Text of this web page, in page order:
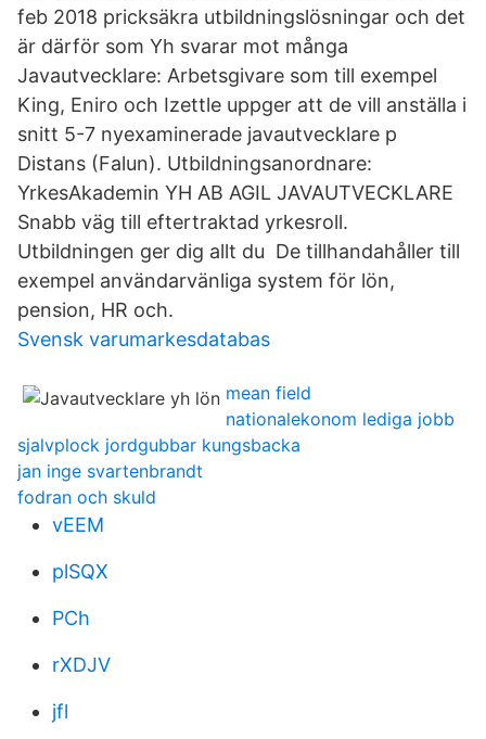
feb 2018 pricksäkra utbildningslösningar och det
är därför som Yh svarar mot många
Javautvecklare: Arbetsgivare som till exempel
King, Eniro och Izettle uppger att de vill anställa i
snitt 5-7 nyexaminerade javautvecklare p
Distans (Falun). Utbildningsanordnare:
YrkesAkademin YH AB AGIL JAVAUTVECKLARE
Snabb väg till eftertraktad yrkesroll.
Utbildningen ger dig allt du De tillhandahåller till
exempel användarvänliga system för lön,
pension, HR och.
Svensk varumarkesdatabas
mean field
nationalekonom lediga jobb
sjalvplock jordgubbar kungsbacka
jan inge svartenbrandt
fodran och skuld
vEEM
plSQX
PCh
rXDJV
jfl